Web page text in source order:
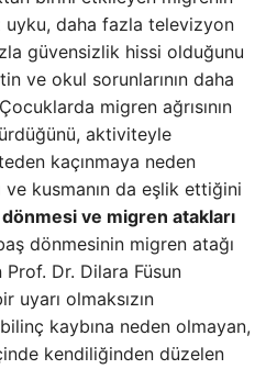
uyku, daha fazla televizyon
güvensizlik hissi olduğunu
ve okul sorunlarının daha
migren ağrısının
aktiviteyle
kaçınmaya neden
ve kusmanın da eşlik ettiğini
ve migren atakları
dönmesinin migren atağı
Dr. Dilara Füsun
uyarı olmaksızın
kaybına neden olmayan,
kendiliğinden düzelen